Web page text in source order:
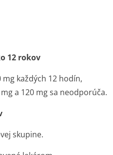
12 rokov
každých 12 hodín,
a 120 mg sa neodporúča.
skupine.